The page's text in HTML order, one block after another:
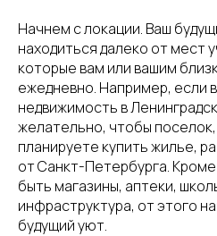
Начнем с локации. Ваш
находиться далеко от мест
которые вам или вашим
ежедневно. Например, если
недвижимость в
желательно, чтобы
планируете купить жилье,
от Санкт-Петербурга.
быть магазины, аптеки,
инфраструктура, от этого
будущий уют.